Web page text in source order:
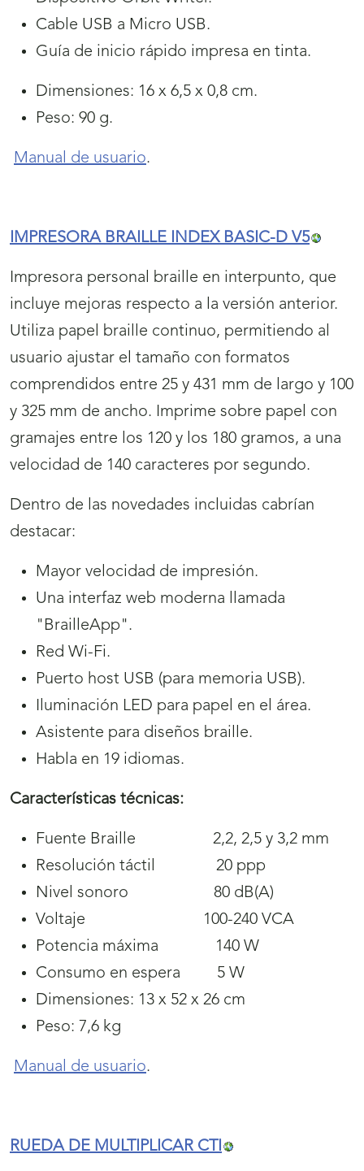
Cable USB a Micro USB.
Guía de inicio rápido impresa en tinta.
Dimensiones: 16 x 6,5 x 0,8 cm.
Peso: 90 g.
Manual de usuario.
IMPRESORA BRAILLE INDEX BASIC-D V5
Impresora personal braille en interpunto, que
incluye mejoras respecto a la versión anterior.
Utiliza papel braille continuo, permitiendo al
usuario ajustar el tamaño con formatos
comprendidos entre 25 y 431 mm de largo y 100
y 325 mm de ancho. Imprime sobre papel con
gramajes entre los 120 y los 180 gramos, a una
velocidad de 140 caracteres por segundo.
Dentro de las novedades incluidas cabrían
destacar:
Mayor velocidad de impresión.
Una interfaz web moderna llamada
"BrailleApp".
Red Wi-Fi.
Puerto host USB (para memoria USB).
Iluminación LED para papel en el área.
Asistente para diseños braille.
Habla en 19 idiomas.
Características técnicas:
Fuente Braille 2,2, 2,5 y 3,2 mm
Resolución táctil 20 ppp
Nivel sonoro 80 dB(A)
Voltaje 100-240 VCA
Potencia máxima 140 W
Consumo en espera 5 W
Dimensiones: 13 x 52 x 26 cm
Peso: 7,6 kg
Manual de usuario.
RUEDA DE MULTIPLICAR CTI